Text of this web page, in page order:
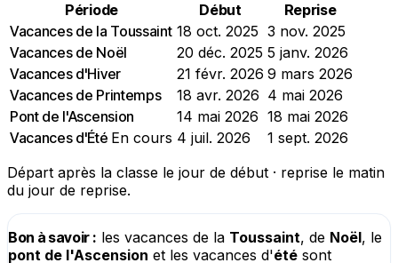
Période
Début
Reprise
Vacances de la Toussaint 18 oct. 2025 3 nov. 2025
Vacances de Noël
20 déc. 2025 5 janv. 2026
Vacances d'Hiver
21 févr. 2026 9 mars 2026
Vacances de Printemps
18 avr. 2026 4 mai 2026
Pont de l'Ascension
14 mai 2026 18 mai 2026
Vacances d'Été En cours 4 juil. 2026
1 sept. 2026
Départ après la classe le jour de début · reprise le matin
du jour de reprise.
Bon à savoir : les vacances de la Toussaint, de Noël, le
pont de l'Ascension et les vacances d'été sont